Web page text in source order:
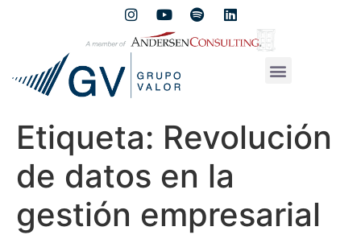
Etiqueta: Revolución
de datos en la
gestión empresarial